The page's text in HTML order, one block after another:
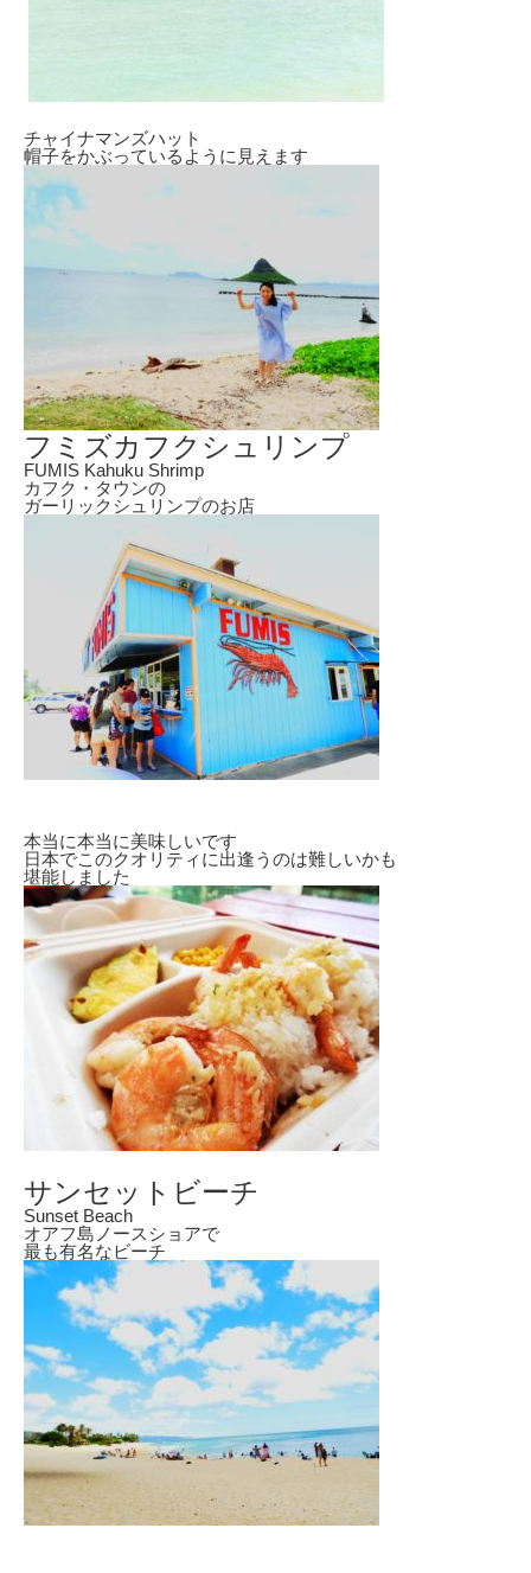
チャイナマンズハット
帽子をかぶっているように見えます
フミズカフクシュリンプ
FUMIS Kahuku Shrimp
カフク・タウンの
ガーリックシュリンプのお店
本当に本当に美味しいです
日本でこのクオリティに出逢うのは難しいかも
堪能しました
サンセットビーチ
Sunset Beach
オアフ島ノースショアで
最も有名なビーチ